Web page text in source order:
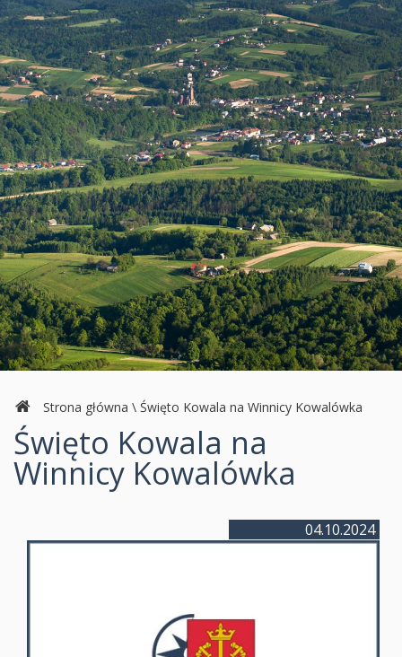
Strona główna \ Święto Kowala na Winnicy Kowalówka
Święto Kowala na
Winnicy Kowalówka
04.10.2024